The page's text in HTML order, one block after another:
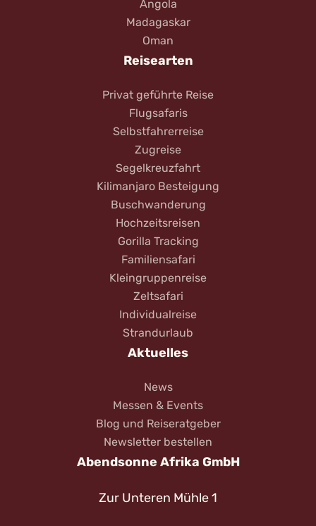
Angola
Madagaskar
Oman
Reisearten
Privat geführte Reise
Flugsafaris
Selbstfahrerreise
Zugreise
Segelkreuzfahrt
Kilimanjaro Besteigung
Buschwanderung
Hochzeitsreisen
Gorilla Tracking
Familiensafari
Kleingruppenreise
Zeltsafari
Individualreise
Strandurlaub
Aktuelles
News
Messen & Events
Blog und Reiseratgeber
Newsletter bestellen
Abendsonne Afrika GmbH
Zur Unteren Mühle 1